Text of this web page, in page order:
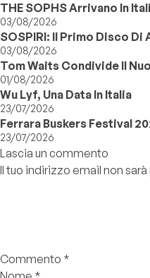
THE SOPHS Arrivano In
03/08/2026
SOSPIRI: Il Primo Disco
03/08/2026
Tom Waits Condivide Il
01/08/2026
Wu Lyf, Una Data In Italia
23/07/2026
Ferrara Buskers Festival
23/07/2026
Lascia un commento
Il tuo indirizzo email non
Commento *